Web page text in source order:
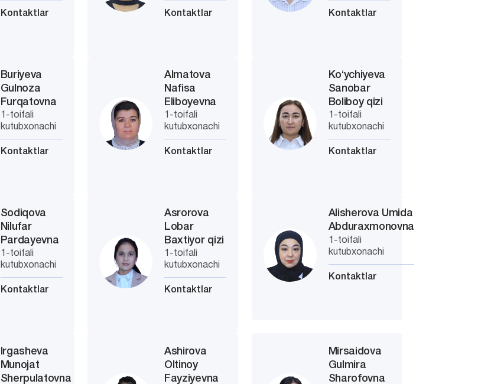
Kontaktlar Kontaktlar Kontaktlar
Buriyeva
Gulnoza
Furqatovna
1-toifali
kutubxonachi
Kontaktlar
Almatova
Nafisa
Eliboyevna
1-toifali
kutubxonachi
Kontaktlar
Ko‘ychiyeva
Sanobar
Boliboy qizi
1-toifali
kutubxonachi
Kontaktlar
Sodiqova
Nilufar
Pardayevna
1-toifali
kutubxonachi
Kontaktlar
Asrorova
Lobar
Baxtiyor qizi
1-toifali
kutubxonachi
Kontaktlar
Alisherova Umida
Abduraxmonovna
1-toifali
kutubxonachi
Kontaktlar
Irgasheva
Munojat
Sherpulatovna
Ashirova
Oltinoy
Fayziyevna
Mirsaidova
Gulmira
Sharofovna